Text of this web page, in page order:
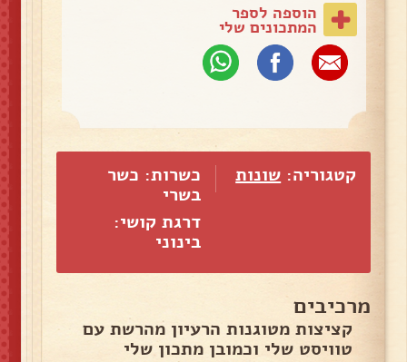
הוספה לספר
המתכונים שלי
קטגוריה: שונות
כשרות: כשר
בשרי
דרגת קושי:
בינוני
מרכיבים
קציצות מטוגנות הרעיון מהרשת עם
טוויסט שלי וכמובן מתכון שלי